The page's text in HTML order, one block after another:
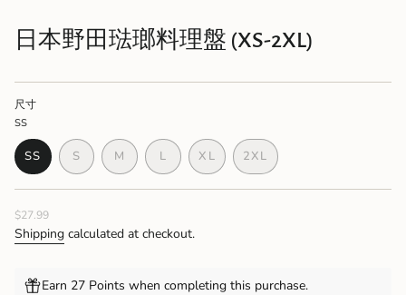
日本野田琺瑯料理盤 (XS-2XL)
尺寸
SS
SS
VARIANT
SOLD
OR
UNAVAILABLE
S VARIANT
SOLD
OUT
M VARIANT
SOLD
OUT
L VARIANT
SOLD
OUT
XL
VARIANT
SOLD
2XL
VARIANT
SOLD
Regular
price
$27.99
Shipping calculated at checkout.
Earn 27 Points when completing this purchase.